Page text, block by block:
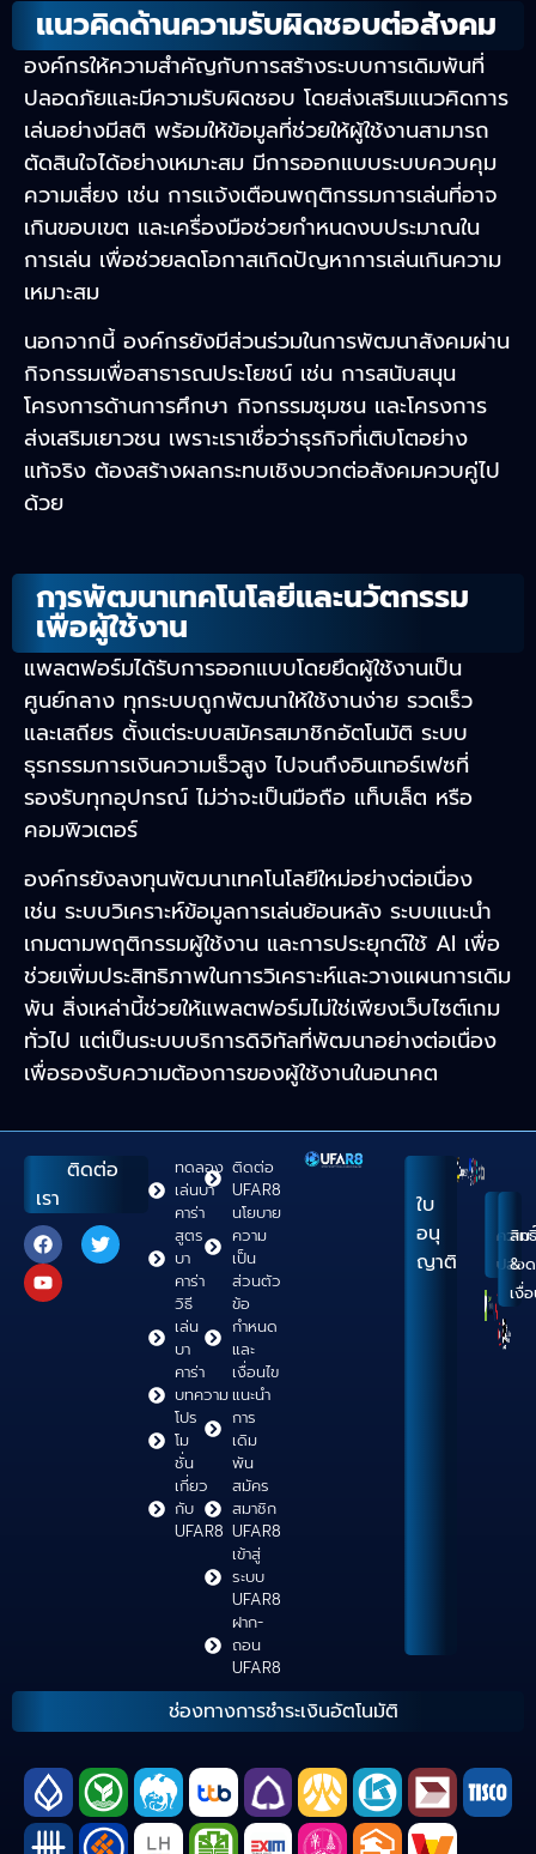
แนวคิดด้านความรับผิดชอบต่อสังคม
องค์กรให้ความสำคัญกับการสร้างระบบการเดิมพันที่
ปลอดภัยและมีความรับผิดชอบ โดยส่งเสริมแนวคิดการ
เล่นอย่างมีสติ พร้อมให้ข้อมูลที่ช่วยให้ผู้ใช้งานสามารถ
ตัดสินใจได้อย่างเหมาะสม มีการออกแบบระบบควบคุม
ความเสี่ยง เช่น การแจ้งเตือนพฤติกรรมการเล่นที่อาจ
เกินขอบเขต และเครื่องมือช่วยกำหนดงบประมาณใน
การเล่น เพื่อช่วยลดโอกาสเกิดปัญหาการเล่นเกินความ
เหมาะสม
นอกจากนี้ องค์กรยังมีส่วนร่วมในการพัฒนาสังคมผ่าน
กิจกรรมเพื่อสาธารณประโยชน์ เช่น การสนับสนุน
โครงการด้านการศึกษา กิจกรรมชุมชน และโครงการ
ส่งเสริมเยาวชน เพราะเราเชื่อว่าธุรกิจที่เติบโตอย่าง
แท้จริง ต้องสร้างผลกระทบเชิงบวกต่อสังคมควบคู่ไป
ด้วย
การพัฒนาเทคโนโลยีและนวัตกรรม
เพื่อผู้ใช้งาน
แพลตฟอร์มได้รับการออกแบบโดยยึดผู้ใช้งานเป็น
ศูนย์กลาง ทุกระบบถูกพัฒนาให้ใช้งานง่าย รวดเร็ว
และเสถียร ตั้งแต่ระบบสมัครสมาชิกอัตโนมัติ ระบบ
ธุรกรรมการเงินความเร็วสูง ไปจนถึงอินเทอร์เฟซที่
รองรับทุกอุปกรณ์ ไม่ว่าจะเป็นมือถือ แท็บเล็ต หรือ
คอมพิวเตอร์
องค์กรยังลงทุนพัฒนาเทคโนโลยีใหม่อย่างต่อเนื่อง
เช่น ระบบวิเคราะห์ข้อมูลการเล่นย้อนหลัง ระบบแนะนำ
เกมตามพฤติกรรมผู้ใช้งาน และการประยุกต์ใช้ AI เพื่อ
ช่วยเพิ่มประสิทธิภาพในการวิเคราะห์และวางแผนการเดิม
พัน สิ่งเหล่านี้ช่วยให้แพลตฟอร์มไม่ใช่เพียงเว็บไซต์เกม
ทั่วไป แต่เป็นระบบบริการดิจิทัลที่พัฒนาอย่างต่อเนื่อง
เพื่อรองรับความต้องการของผู้ใช้งานในอนาคต
ใบ
อนุ
ญาติ
ความ
ปลอ
สิท
&
เงื่
ทดลอง
เล่นบา
คาร่า
สูตร
บา
คาร่า
วิธี
เล่น
บา
คาร่า
บทความ
โปร
โม
ชั่น
เกี่ยว
กับ
UFAR8
ติดต่อ
UFAR8
นโยบาย
ความ
เป็น
ส่วนตัว
ข้อ
กำหนด
และ
เงื่อนไข
แนะนำ
การ
เดิม
พัน
สมัคร
สมาชิก
UFAR8
เข้าสู่
ระบบ
UFAR8
ฝาก-
ถอน
UFAR8
ติดต่อ
เรา
ช่องทางการชำระเงินอัตโนมัติ